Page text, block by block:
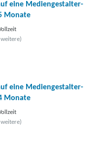
eine Mediengestalter-
Monate
weitere)
eine Mediengestalter-
Monate
weitere)